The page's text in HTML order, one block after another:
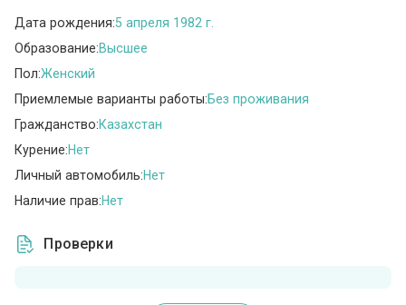
Дата рождения:5 апреля 1982 г.
Образование:Высшее
Пол:Женский
Приемлемые варианты работы:Без проживания
Гражданство:Казахстан
Курение:Нет
Личный автомобиль:Нет
Наличие прав:Нет
Проверки